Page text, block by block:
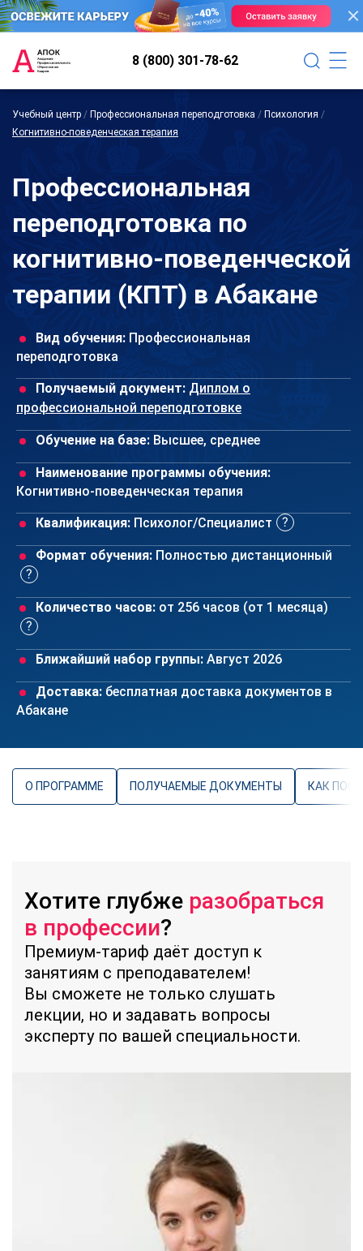
8 (800) 301-78-62
Учебный центр / Профессиональная переподготовка / Психология /
Когнитивно-поведенческая терапия
Профессиональная
переподготовка по
когнитивно-поведенческой
терапии (КПТ) в Абакане
Вид обучения: Профессиональная
переподготовка
Получаемый документ: Диплом о
профессиональной переподготовке
Обучение на базе: Высшее, среднее
Наименование программы обучения:
Когнитивно-поведенческая терапия
Квалификация: Психолог/Специалист
Формат обучения: Полностью дистанционный
Количество часов: от 256 часов (от 1 месяца)
Ближайший набор группы: Август 2026
Доставка: бесплатная доставка документов в
Абакане
О ПРОГРАММЕ ПОЛУЧАЕМЫЕ ДОКУМЕНТЫ КАК
Хотите глубже разобраться
в профессии?
Премиум-тариф даёт доступ к
занятиям с преподавателем!
Вы сможете не только слушать
лекции, но и задавать вопросы
эксперту по вашей специальности.